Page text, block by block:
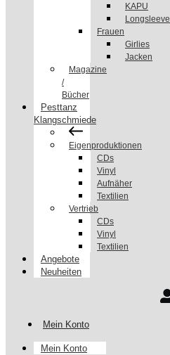
KAPU
Longsleeve
Frauen
Girlies
Jacken
Magazine
/
Bücher
Pesttanz
Klangschmiede
Eigenproduktionen
CDs
Vinyl
Aufnäher
Textilien
Vertrieb
CDs
Vinyl
Textilien
Angebote
Neuheiten
Mein Konto
Mein Konto